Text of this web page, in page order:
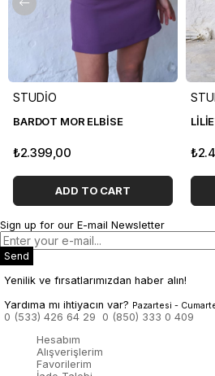
STUDİO
BARDOT MOR ELBİSE
₺2.399,00
ADD TO CART
Sign up for our E-mail Newsletter
Send
Yenilik ve fırsatlarımızdan haber alın!
Yardıma mı ihtiyacın var? Pazartesi -
0 (533) 426 64 29
0 (850) 333 0 409
Hesabım
Alışverişlerim
Favorilerim